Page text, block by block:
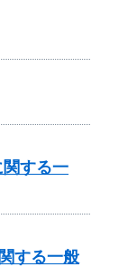
する一
する一般